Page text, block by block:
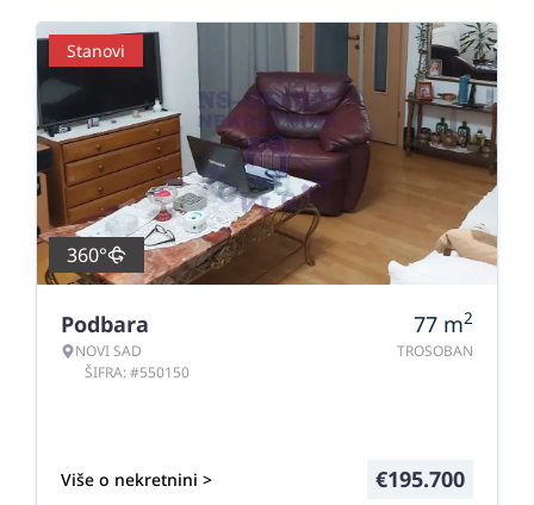
Stanovi
360°
Podbara
NOVI SAD
ŠIFRA: #550150
77 m2
TROSOBAN
Više o nekretnini > €195.700